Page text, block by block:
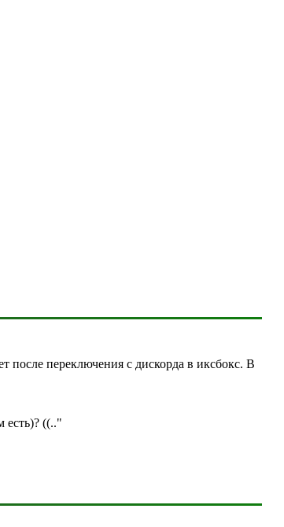
после переключения с дискорда в иксбокс. В
есть)? ((.."